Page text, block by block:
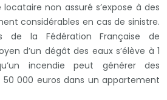
non assuré s’expose à des
considérables en cas de sinistre.
de la Fédération Française de
d’un dégât des eaux s’élève à 1
incendie peut générer des
000 euros dans un appartement